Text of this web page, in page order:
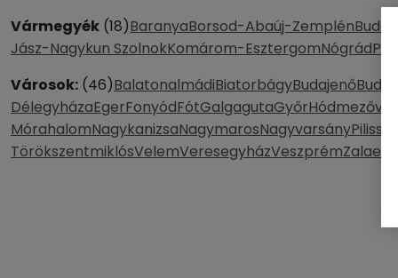
Vármegyék (18)BaranyaBorsod-Abaúj-Zemplén
Jász-Nagykun SzolnokKomárom-EsztergomNógrádPest
Városok: (46)BalatonalmádiBiatorbágyBudajenő
DélegyházaEgerFonyódFótGalgagutaGyőr
MórahalomNagykanizsaNagymarosNagyvarsány
TörökszentmiklósVelemVeresegyházVeszprém